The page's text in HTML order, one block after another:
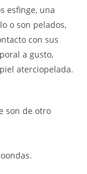
esfinge, una
o son pelados,
con sus
a gusto,
aterciopelada.
son de otro